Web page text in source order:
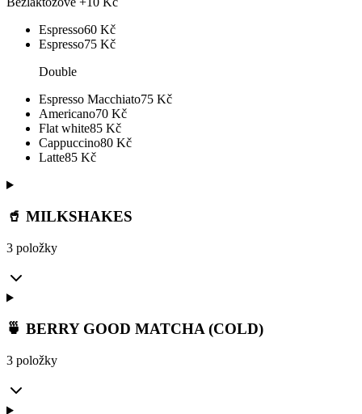
Espresso60 Kč
Espresso75 Kč
Double
Espresso Macchiato75 Kč
Americano70 Kč
Flat white85 Kč
Cappuccino80 Kč
Latte85 Kč
🥤 MILKSHAKES
3 položky
🍵 BERRY GOOD MATCHA (COLD)
3 položky